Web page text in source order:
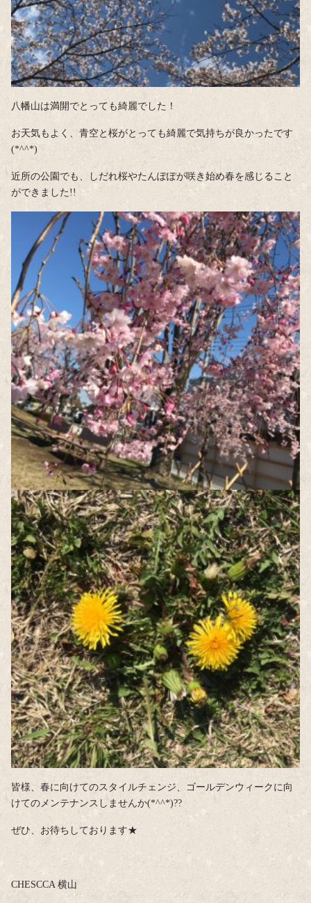
八幡山は満開でとっても綺麗でした！
お天気もよく、青空と桜がとっても綺麗で気持ちが良かったです
(*^^*)
近所の公園でも、しだれ桜やたんぽぽが咲き始め春を感じること
ができました!!
皆様、春に向けてのスタイルチェンジ、ゴールデンウィークに向
けてのメンテナンスしませんか(*^^*)??
ぜひ、お待ちしております★
CHESCCA 横山